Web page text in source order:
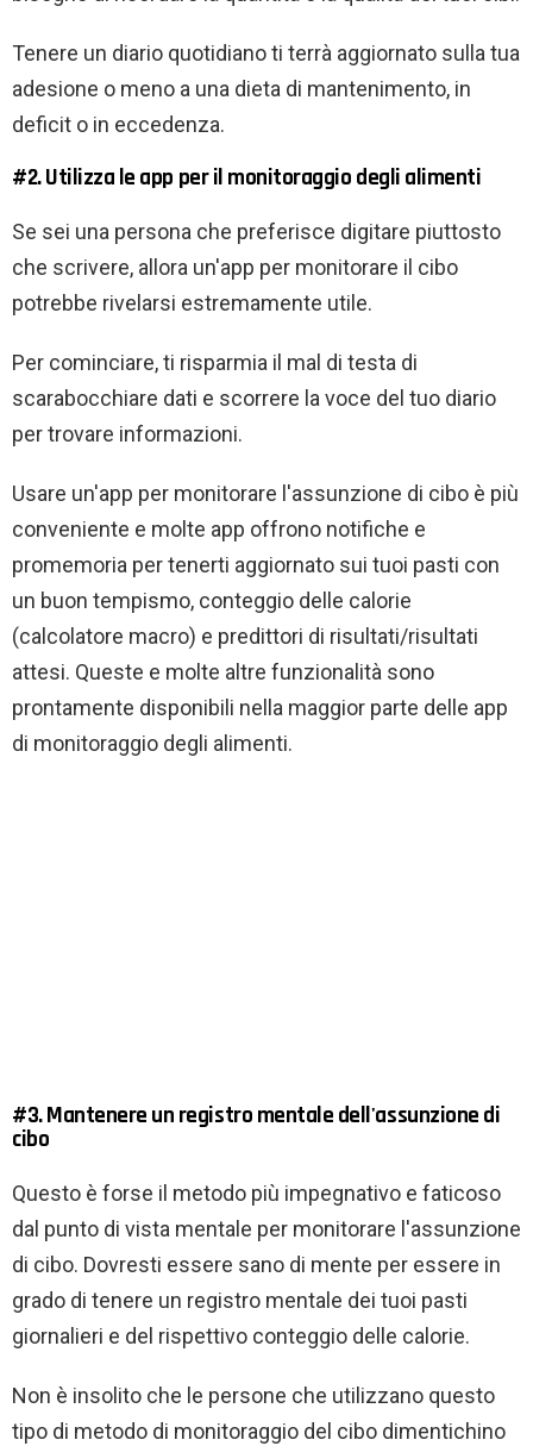
Tenere un diario quotidiano ti terrà aggiornato sulla tua
adesione o meno a una dieta di mantenimento, in
deficit o in eccedenza.
#2. Utilizza le app per il monitoraggio degli alimenti
Se sei una persona che preferisce digitare piuttosto
che scrivere, allora un'app per monitorare il cibo
potrebbe rivelarsi estremamente utile.
Per cominciare, ti risparmia il mal di testa di
scarabocchiare dati e scorrere la voce del tuo diario
per trovare informazioni.
Usare un'app per monitorare l'assunzione di cibo è più
conveniente e molte app offrono notifiche e
promemoria per tenerti aggiornato sui tuoi pasti con
un buon tempismo, conteggio delle calorie
(calcolatore macro) e predittori di risultati/risultati
attesi. Queste e molte altre funzionalità sono
prontamente disponibili nella maggior parte delle app
di monitoraggio degli alimenti.
#3. Mantenere un registro mentale dell'assunzione di
cibo
Questo è forse il metodo più impegnativo e faticoso
dal punto di vista mentale per monitorare l'assunzione
di cibo. Dovresti essere sano di mente per essere in
grado di tenere un registro mentale dei tuoi pasti
giornalieri e del rispettivo conteggio delle calorie.
Non è insolito che le persone che utilizzano questo
tipo di metodo di monitoraggio del cibo dimentichino